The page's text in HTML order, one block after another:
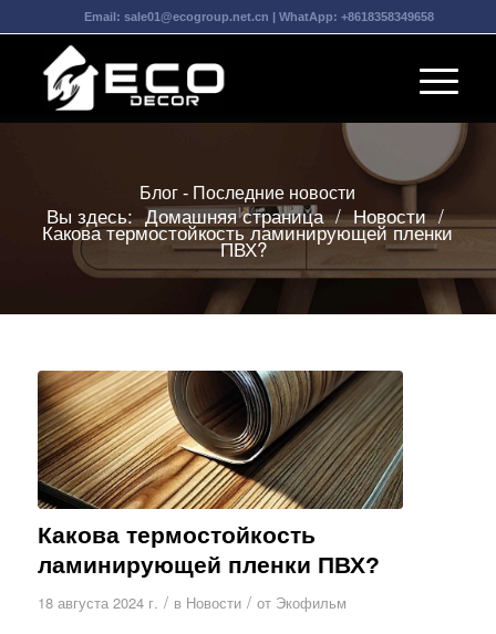
Email: sale01@ecogroup.net.cn | WhatApp: +8618358349658
Блог - Последние новости
Вы здесь: Домашняя страница / Новости /
Какова термостойкость ламинирующей пленки
ПВХ?
Какова термостойкость
ламинирующей пленки ПВХ?
18 августа 2024 г. / в Новости / от Экофильм